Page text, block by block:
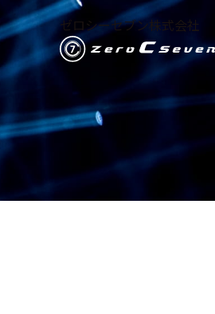
ゼロシーセブン株式会社